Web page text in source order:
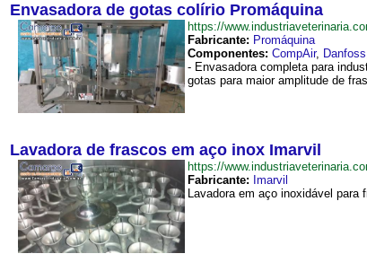
Envasadora de gotas colírio Promáquina
https://
Fabricante: Promáquina
Componentes: CompAir, Danfoss
- Envasadora completa para
gotas para maior amplitude de
Lavadora de frascos em aço inox Imarvil
https://
Fabricante: Imarvil
Lavadora em aço inoxidável